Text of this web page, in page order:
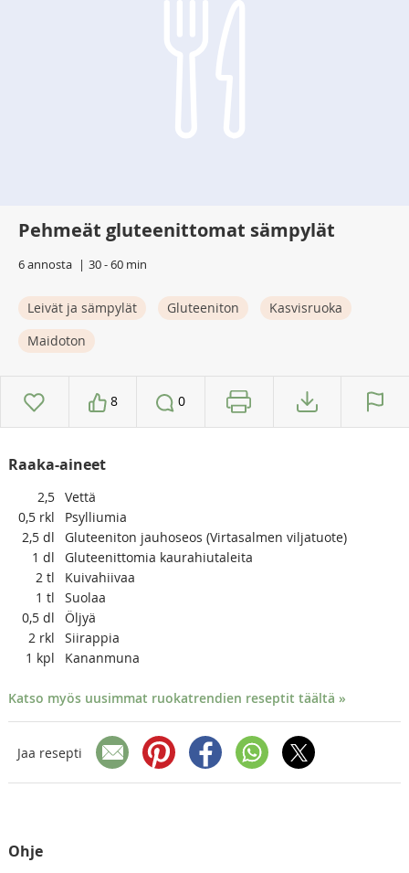
Pehmeät gluteenittomat sämpylät
6 annosta 30 - 60 min
Leivät ja sämpylät Gluteeniton
Kasvisruoka
Maidoton
8 0
Raaka-aineet
2,5 Vettä
0,5 rkl
Psylliumia
2,5 dl
Gluteeniton jauhoseos (Virtasalmen viljatuote)
1 dl
Gluteenittomia kaurahiutaleita
2 tl
Kuivahiivaa
1 tl
Suolaa
0,5 dl
Öljyä
2 rkl
Siirappia
1 kpl Kananmuna
Katso myös uusimmat ruokatrendien reseptit täältä »
Jaa resepti
Ohje